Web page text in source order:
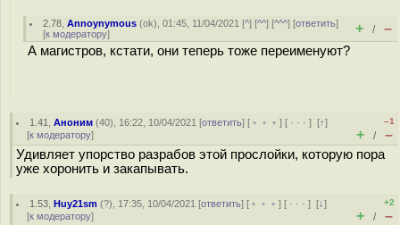
2.78 ,Annoynymous (ok), 01:45, 11/04/2021 [^] [^^] [^^^] [ответить]
[к модератору] + / –
А магистров, кстати, они теперь тоже переименуют?
1.41 ,Аноним (40), 16:22, 10/04/2021 [ответить] [ ﹢﹢﹢] [ · · ·][↑]
[к модератору]
–1
+ / –
Удивляет упорство разрабов этой прослойки, которую пора
уже хоронить и закапывать.
1.53 ,Huy21sm (?), 17:35, 10/04/2021 [ответить] [ ﹢﹢﹢] [ · · ·][↓]
[к модератору]
+2
+ / –